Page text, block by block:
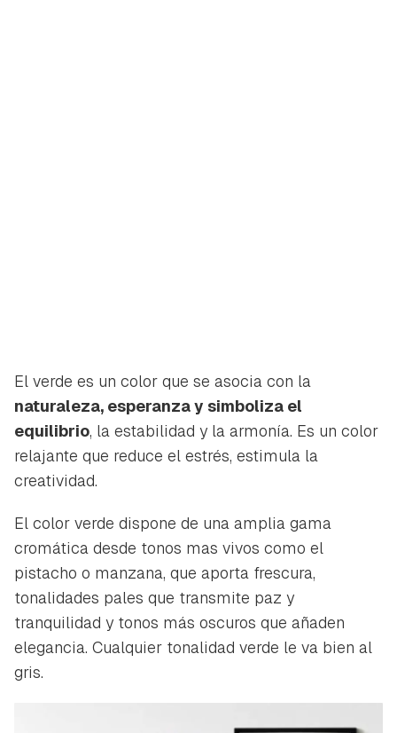
El verde es un color que se asocia con la
naturaleza, esperanza y simboliza el
equilibrio, la estabilidad y la armonía. Es un color
relajante que reduce el estrés, estimula la
creatividad.
El color verde dispone de una amplia gama
cromática desde tonos mas vivos como el
pistacho o manzana, que aporta frescura,
tonalidades pales que transmite paz y
tranquilidad y tonos más oscuros que añaden
elegancia. Cualquier tonalidad verde le va bien al
gris.